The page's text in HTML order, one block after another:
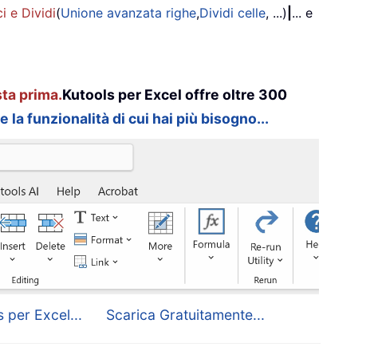
e Dividi(Unione avanzata righe,Dividi celle, ...) ... e
prima.Kutools per Excel offre oltre 300
la funzionalità di cui hai più bisogno...
per Excel... Scarica Gratuitamente...